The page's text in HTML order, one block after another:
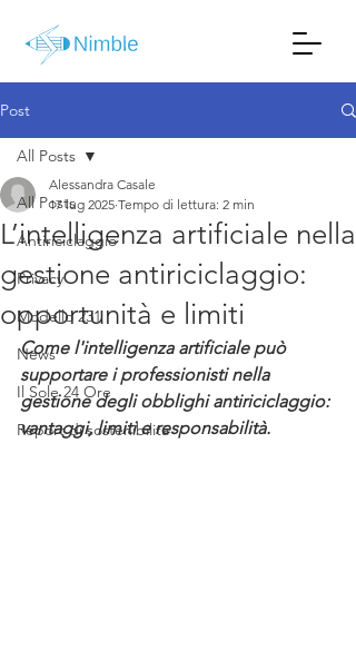
Post
All Posts
Antiriciclaggio
Privacy
Modello 231
News
Il Sole 24 Ore
Report di sostenibilità
All Posts
L’intelligenza artificiale nella
gestione antiriciclaggio:
opportunità e limiti
Alessandra Casale
17 lug 2025 Tempo di lettura: 2 min
Come l'intelligenza artificiale può
supportare i professionisti nella
gestione degli obblighi antiriciclaggio:
vantaggi, limiti e responsabilità.